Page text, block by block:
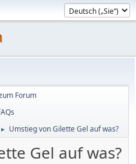
Forum
► Umstieg von Gilette Gel auf was?
Gel auf was?